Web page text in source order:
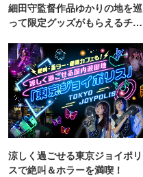
細田守監督作品ゆかりの地を巡
って限定グッズがもらえるチャ
涼しく過ごせる東京ジョイポリ
スで絶叫＆ホラーを満喫！